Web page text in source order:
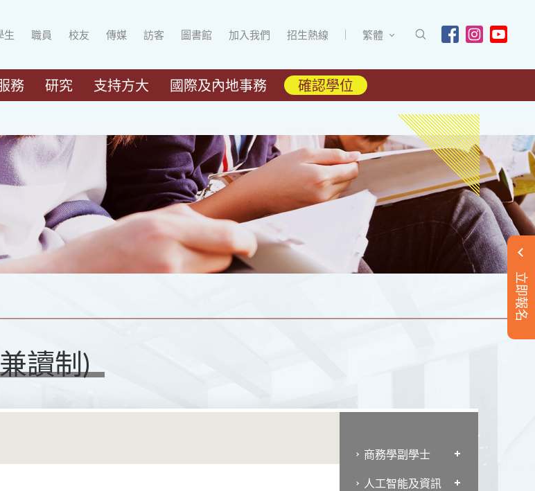
生 職員 校友 傳媒 訪客 圖書館 加入我們 招生熱線 繁體
務 研究 支持方大 國際及內地事務 確認學位
立即報名
讀制)
商務學副學士
人工智能及資訊